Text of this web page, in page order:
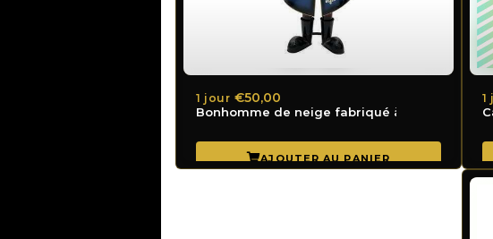
Bonhomme de neige fabriqué à la main en
1 jour €50,00 1